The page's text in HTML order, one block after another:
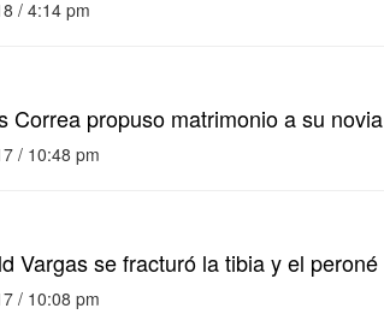
/ 4:14 pm
Correa propuso matrimonio a su novia
/ 10:48 pm
Vargas se fracturó la tibia y el peroné
/ 10:08 pm